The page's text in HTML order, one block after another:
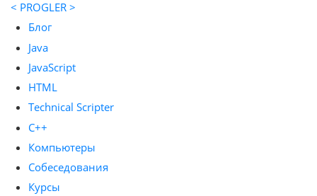
< PROGLER >
Блог
Java
JavaScript
HTML
Technical Scripter
C++
Компьютеры
Собеседования
Курсы